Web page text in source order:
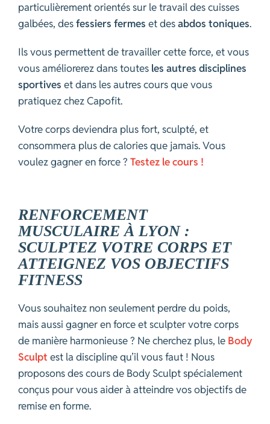
particulièrement orientés sur le travail des cuisses
galbées, desfessiers fermes et desabdos toniques.
Ils vous permettent de travailler cette force, et vous
vous améliorerez dans toutes les autres disciplines
sportives et dans les autres cours que vous
pratiquez chez Capofit.
Votre corps deviendra plus fort, sculpté, et
consommera plus de calories que jamais. Vous
voulez gagner en force ? Testez le cours !
RENFORCEMENT
MUSCULAIRE À LYON :
SCULPTEZ VOTRE CORPS ET
ATTEIGNEZ VOS OBJECTIFS
FITNESS
Vous souhaitez non seulement perdre du poids,
mais aussi gagner en force et sculpter votre corps
de manière harmonieuse ? Ne cherchez plus, le Body
Sculpt est la discipline qu’il vous faut ! Nous
proposons des cours de Body Sculpt spécialement
conçus pour vous aider à atteindre vos objectifs de
remise en forme.